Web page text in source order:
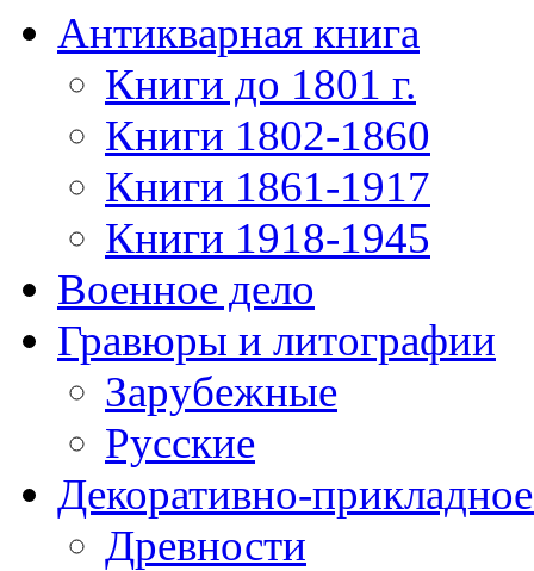
Антикварная книга
Книги до 1801 г.
Книги 1802-1860
Книги 1861-1917
Книги 1918-1945
Военное дело
Гравюры и литографии
Зарубежные
Русские
Декоративно-
Древности